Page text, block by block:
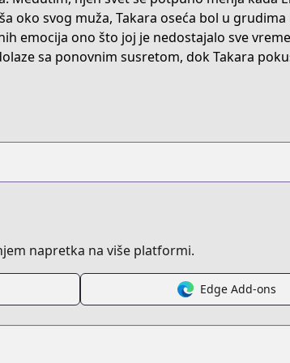
oko svog muža, Takara oseća bol u
emocija ono što joj je nedostajalo sve
sa ponovnim susretom, dok Takara
napretka na više platformi.
Edge Add-ons